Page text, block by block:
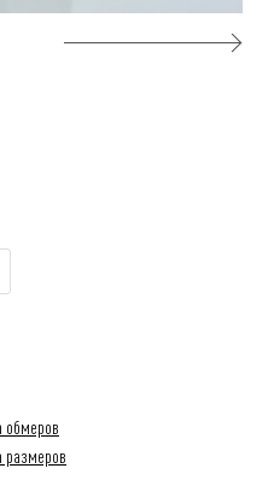
обмеров
размеров